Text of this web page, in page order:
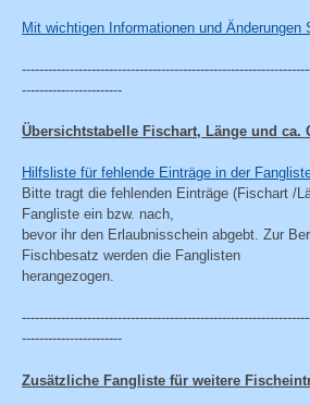
Mit wichtigen Informationen und Änderungen
-----------------------
Übersichtstabelle Fischart, Länge und ca.
Hilfsliste für fehlende Einträge in der
Bitte tragt die fehlenden Einträge (Fischart /
Fangliste ein bzw. nach,
bevor ihr den Erlaubnisschein abgebt. Zur
Fischbesatz werden die Fanglisten
herangezogen.
-----------------------
Zusätzliche Fangliste für weitere